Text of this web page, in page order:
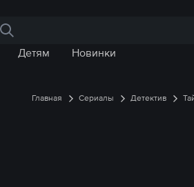
Поиск по сайту
Детям Новинки
Главная Сериалы Детектив